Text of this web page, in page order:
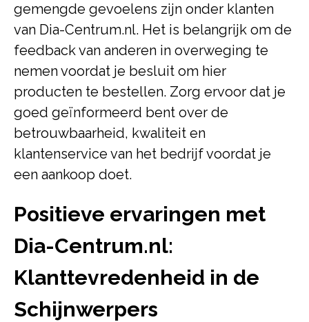
gemengde gevoelens zijn onder klanten
van Dia-Centrum.nl. Het is belangrijk om de
feedback van anderen in overweging te
nemen voordat je besluit om hier
producten te bestellen. Zorg ervoor dat je
goed geïnformeerd bent over de
betrouwbaarheid, kwaliteit en
klantenservice van het bedrijf voordat je
een aankoop doet.
Positieve ervaringen met
Dia-Centrum.nl:
Klanttevredenheid in de
Schijnwerpers